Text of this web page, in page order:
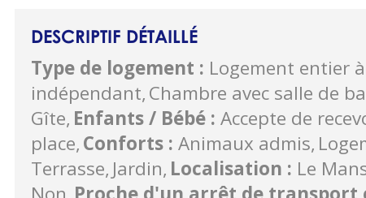
DESCRIPTIF DÉTAILLÉ
Type de logement : Logement entier
indépendant Chambre avec salle de
Gîte Enfants / Bébé : Accepte de
place Conforts : Animaux admis
Terrasse Jardin Localisation : Le